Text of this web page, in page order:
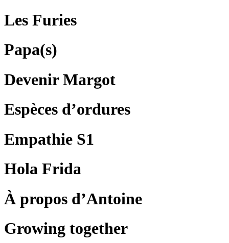
Les Furies
Papa(s)
Devenir Margot
Espèces d’ordures
Empathie S1
Hola Frida
À propos d’Antoine
Growing together